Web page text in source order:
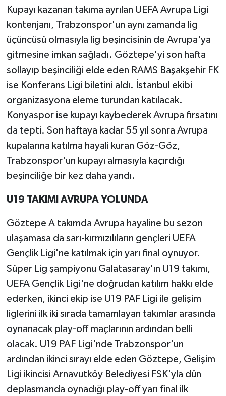
Kupayı kazanan takıma ayrılan UEFA Avrupa Ligi
kontenjanı, Trabzonspor'un aynı zamanda lig
üçüncüsü olmasıyla lig beşincisinin de Avrupa'ya
gitmesine imkan sağladı. Göztepe'yi son hafta
sollayıp beşinciliği elde eden RAMS Başakşehir FK
ise Konferans Ligi biletini aldı. İstanbul ekibi
organizasyona eleme turundan katılacak.
Konyaspor ise kupayı kaybederek Avrupa fırsatını
da tepti. Son haftaya kadar 55 yıl sonra Avrupa
kupalarına katılma hayali kuran Göz-Göz,
Trabzonspor'un kupayı almasıyla kaçırdığı
beşinciliğe bir kez daha yandı.
U19 TAKIMI AVRUPA YOLUNDA
Göztepe A takımda Avrupa hayaline bu sezon
ulaşamasa da sarı-kırmızılıların gençleri UEFA
Gençlik Ligi'ne katılmak için yarı final oynuyor.
Süper Lig şampiyonu Galatasaray'ın U19 takımı,
UEFA Gençlik Ligi'ne doğrudan katılım hakkı elde
ederken, ikinci ekip ise U19 PAF Ligi ile gelişim
liglerini ilk iki sırada tamamlayan takımlar arasında
oynanacak play-off maçlarının ardından belli
olacak. U19 PAF Ligi'nde Trabzonspor'un
ardından ikinci sırayı elde eden Göztepe, Gelişim
Ligi ikincisi Arnavutköy Belediyesi FSK'yla dün
deplasmanda oynadığı play-off yarı final ilk